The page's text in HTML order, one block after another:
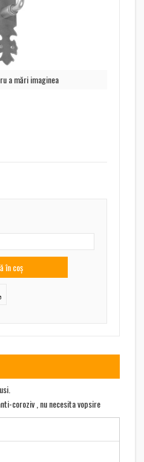
a mări imaginea
în coș
coroziv , nu necesita vopsire